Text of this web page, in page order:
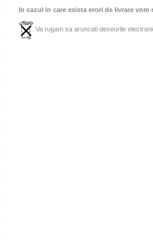
In cazul in care exista erori de livrare
Va rugam sa aruncati deseurile